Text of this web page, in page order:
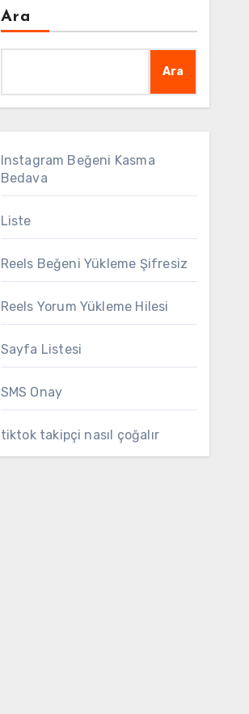
Ara
Ara
Instagram Beğeni Kasma
Bedava
Liste
Reels Beğeni Yükleme Şifresiz
Reels Yorum Yükleme Hilesi
Sayfa Listesi
SMS Onay
tiktok takipçi nasıl çoğalır